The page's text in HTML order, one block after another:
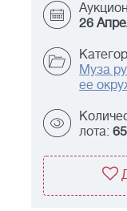
26
Муза
ее
лота: